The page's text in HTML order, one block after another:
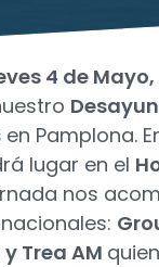
4 de
en Pamplona.
lugar en el
nos
Trea AM